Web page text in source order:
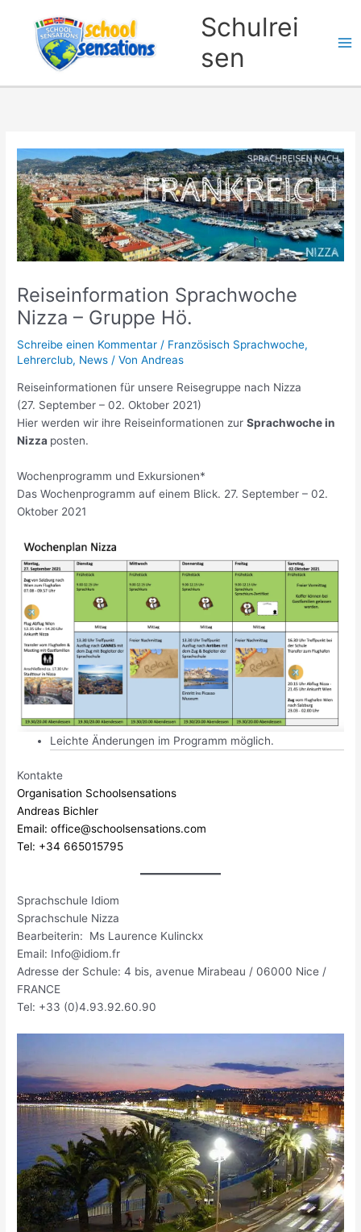
springen
Schulrei
sen
Reiseinformation Sprachwoche
Nizza – Gruppe Hö.
Schreibe einen Kommentar / Französisch Sprachwoche,
Lehrerclub, News / VonAndreas
Reiseinformationen für unsere Reisegruppe nach Nizza
(27. September – 02. Oktober 2021)
Hier werden wir ihre Reiseinformationen zurSprachwoche in
Nizza posten.
Wochenprogramm und Exkursionen*
Das Wochenprogramm auf einem Blick. 27. September – 02.
Oktober 2021
Leichte Änderungen im Programm möglich.
Kontakte
Organisation Schoolsensations
Andreas Bichler
Email: office@schoolsensations.com
Tel: +34 665015795
Sprachschule Idiom
Sprachschule Nizza
Bearbeiterin: Ms Laurence Kulinckx
Email: Info@idiom.fr
Adresse der Schule: 4 bis, avenue Mirabeau / 06000 Nice /
FRANCE
Tel: +33 (0)4.93.92.60.90